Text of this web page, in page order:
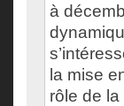
à
la mise
rôle de